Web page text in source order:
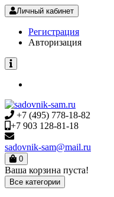
Личный кабинет
Регистрация
Авторизация
+7 (495) 778-18-82
+7 903 128-81-18
sadovnik-sam@mail.ru
0
Ваша корзина пуста!
Все категории